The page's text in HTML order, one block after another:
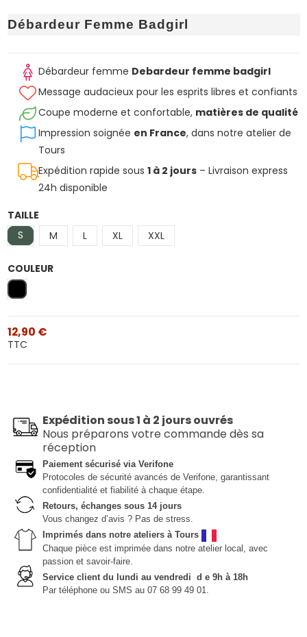
Débardeur Femme Badgirl
Débardeur femme Debardeur femme badgirl
Message audacieux pour les esprits libres et confiants
Coupe moderne et confortable, matières de qualité
Impression soignée en France, dans notre atelier de
Tours
Expédition rapide sous 1 à 2 jours– Livraison express
24h disponible
TAILLE
S
M L XL XXL
COULEUR
Noir
12,90 €
TTC
Expédition sous 1 à 2 jours ouvrés
Nous préparons votre commande dès sa
réception
Paiement sécurisé via Verifone
Protocoles de sécurité avancés de Verifone, garantissant
confidentialité et fiabilité à chaque étape.
Retours, échanges sous 14 jours
Vous changez d’avis ? Pas de stress.
Imprimés dans notre ateliers à Tours
Chaque pièce est imprimée dans notre atelier local, avec
passion et savoir-faire.
Service client du lundi au vendredi d e 9h à 18h
Par téléphone ou SMS au 07 68 99 49 01.